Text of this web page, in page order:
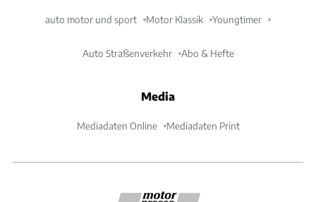
auto motor und sport Motor Klassik Youngtimer
Auto Straßenverkehr Abo & Hefte
Media
Mediadaten Online Mediadaten Print